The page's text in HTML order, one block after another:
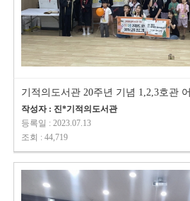
작성자 : 진*기적의도서관
등록일 : 2023.07.13
조회 : 44,719